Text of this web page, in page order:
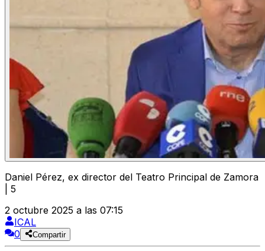
Daniel Pérez, ex director del Teatro Principal de Zamora
| 5
2 octubre 2025 a las 07:15
ICAL
0
Compartir